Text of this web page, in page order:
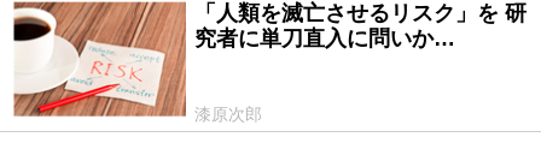
2015/06/24
「人類を滅亡させるリスク」を 研
究者に単刀直入に問いか…
漆原次郎